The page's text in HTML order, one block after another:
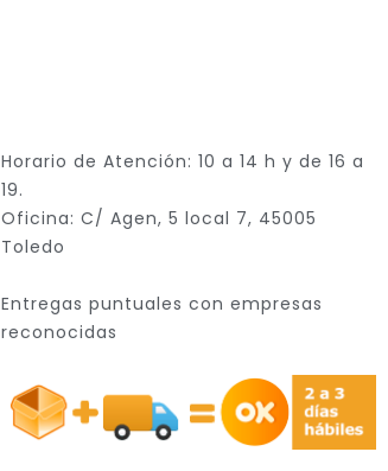
Horario de Atención: 10 a 14 h y de 16 a
19.
Oficina: C/ Agen, 5 local 7, 45005
Toledo
Entregas puntuales con empresas
reconocidas